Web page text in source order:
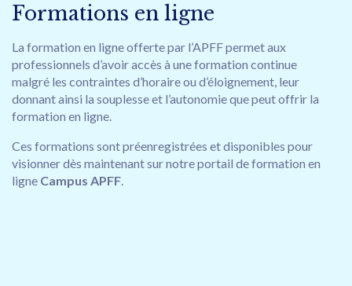
Cours en ligne
Publications
Postes disponibles Campus APFF
Congrès 2026
Nous joindre
Formations en ligne
La formation en ligne offerte par l’APFF permet aux
professionnels d’avoir accès à une formation continue
malgré les contraintes d’horaire ou d’éloignement, leur
donnant ainsi la souplesse et l’autonomie que peut offrir la
formation en ligne.
Ces formations sont préenregistrées et disponibles pour
visionner dès maintenant sur notre portail de formation en
ligne Campus APFF.